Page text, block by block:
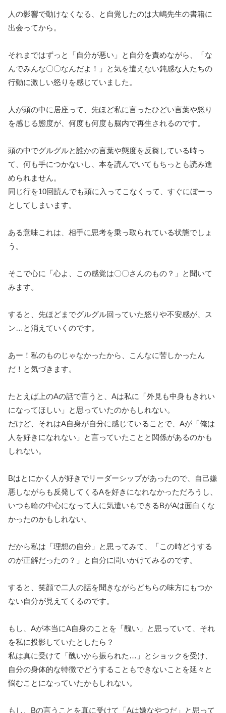
人の影響で動けなくなる、と自覚したのは大嶋先生の書籍に
出会ってから。
それまではずっと「自分が悪い」と自分を責めながら、「な
んでみんな〇〇なんだよ！」と気を遣えない鈍感な人たちの
行動に激しい怒りを感じていました。
人が頭の中に居座って、先ほど私に言ったひどい言葉や怒り
を感じる態度が、何度も何度も脳内で再生されるのです。
頭の中でグルグルと誰かの言葉や態度を反芻している時っ
て、何も手につかないし、本を読んでいてもちっとも読み進
められません。
同じ行を10回読んでも頭に入ってこなくって、すぐにぼーっ
としてしまいます。
ある意味これは、相手に思考を乗っ取られている状態でしょ
う。
そこで心に「心よ、この感覚は〇〇さんのもの？」と聞いて
みます。
すると、先ほどまでグルグル回っていた怒りや不安感が、ス
ン…と消えていくのです。
あー！私のものじゃなかったから、こんなに苦しかったん
だ！と気づきます。
たとえば上のAの話で言うと、Aは私に「外見も中身もきれい
になってほしい」と思っていたのかもしれない。
だけど、それはA自身が自分に感じていることで、Aが「俺は
人を好きになれない」と言っていたことと関係があるのかも
しれない。
Bはとにかく人が好きでリーダーシップがあったので、自己嫌
悪しながらも反発してくるAを好きになれなかっただろうし、
いつも輪の中心になって人に気遣いもできるBがAは面白くな
かったのかもしれない。
だから私は「理想の自分」と思ってみて、「この時どうする
のが正解だったの？」と自分に問いかけてみるのです。
すると、笑顔で二人の話を聞きながらどちらの味方にもつか
ない自分が見えてくるのです。
もし、Aが本当にA自身のことを「醜い」と思っていて、それ
を私に投影していたとしたら？
私は真に受けて「醜いから振られた…」とショックを受け、
自分の身体的な特徴でどうすることもできないことを延々と
悩むことになっていたかもしれない。
もし、Bの言うことを真に受けて「Aは嫌なやつだ」と思って